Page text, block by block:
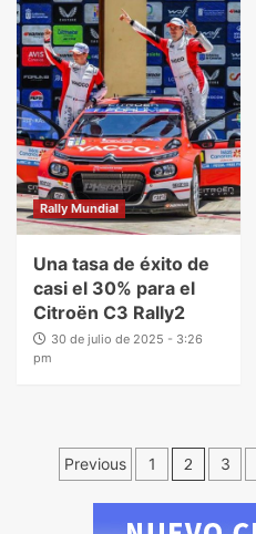
Rally Mundial
Una tasa de éxito de
casi el 30% para el
Citroën C3 Rally2
30 de julio de 2025 - 3:26
pm
Previous 1 2 3